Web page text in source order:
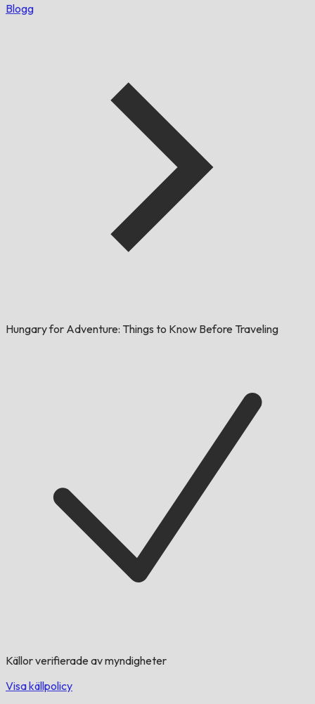
Blogg
Hungary for Adventure: Things to Know Before Traveling
Källor verifierade av myndigheter
Visa källpolicy